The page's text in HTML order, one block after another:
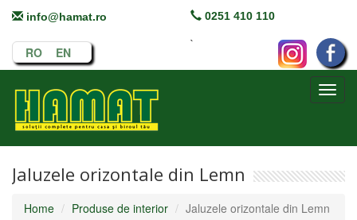
info@hamat.ro 0251 410 110
RO EN
`
Jaluzele orizontale din Lemn
Home Produse de interior Jaluzele orizontale din Lemn